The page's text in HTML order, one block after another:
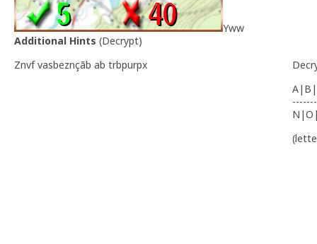
Yww
Additional Hints (Decrypt)
Znvf vasbeznçãb ab trbpurpx